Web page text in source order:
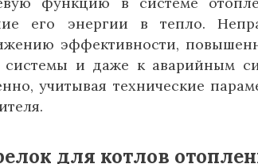
его энергии в тепло.
эффективности,
системы и даже к аварийным
учитывая технические
для котлов